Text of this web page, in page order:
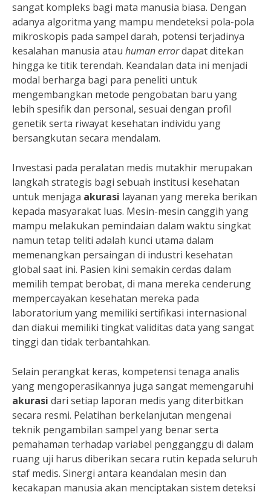
sangat kompleks bagi mata manusia biasa. Dengan
adanya algoritma yang mampu mendeteksi pola-pola
mikroskopis pada sampel darah, potensi terjadinya
kesalahan manusia atau human errordapat ditekan
hingga ke titik terendah. Keandalan data ini menjadi
modal berharga bagi para peneliti untuk
mengembangkan metode pengobatan baru yang
lebih spesifik dan personal, sesuai dengan profil
genetik serta riwayat kesehatan individu yang
bersangkutan secara mendalam.
Investasi pada peralatan medis mutakhir merupakan
langkah strategis bagi sebuah institusi kesehatan
untuk menjaga akurasi layanan yang mereka berikan
kepada masyarakat luas. Mesin-mesin canggih yang
mampu melakukan pemindaian dalam waktu singkat
namun tetap teliti adalah kunci utama dalam
memenangkan persaingan di industri kesehatan
global saat ini. Pasien kini semakin cerdas dalam
memilih tempat berobat, di mana mereka cenderung
mempercayakan kesehatan mereka pada
laboratorium yang memiliki sertifikasi internasional
dan diakui memiliki tingkat validitas data yang sangat
tinggi dan tidak terbantahkan.
Selain perangkat keras, kompetensi tenaga analis
yang mengoperasikannya juga sangat memengaruhi
akurasi dari setiap laporan medis yang diterbitkan
secara resmi. Pelatihan berkelanjutan mengenai
teknik pengambilan sampel yang benar serta
pemahaman terhadap variabel pengganggu di dalam
ruang uji harus diberikan secara rutin kepada seluruh
staf medis. Sinergi antara keandalan mesin dan
kecakapan manusia akan menciptakan sistem deteksi